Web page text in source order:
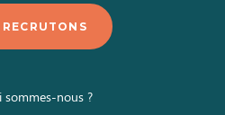
nous
sur
Instagram
nous
sur
Youtube
sommes-nous ?